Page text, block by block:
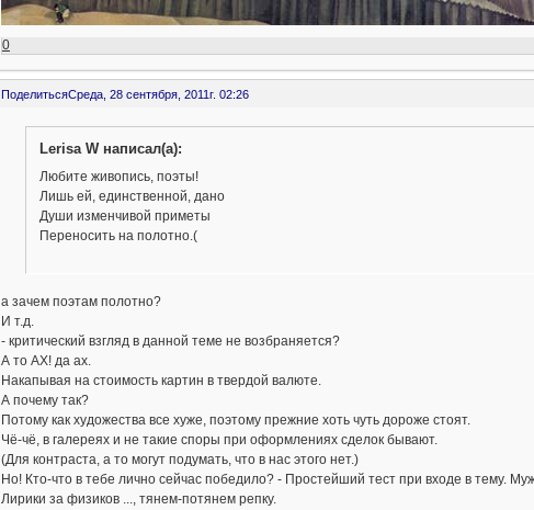
0
ПоделитьсяСреда, 28 сентября, 2011г. 02:26
Lerisa W написал(а):
Любите живопись, поэты!
Лишь ей, единственной, дано
Души изменчивой приметы
Переносить на полотно.(
а зачем поэтам полотно?
И т.д.
- критический взгляд в данной теме не возбраняется?
А то АХ! да ах.
Накапывая на стоимость картин в твердой валюте.
А почему так?
Потому как художества все хуже, поэтому прежние хоть чуть дороже стоят.
Чё-чё, в галереях и не такие споры при оформлениях сделок бывают.
(Для контраста, а то могут подумать, что в нас этого нет.)
Но! Кто-что в тебе лично сейчас победило? - Простейший тест при входе в тему.
Лирики за физиков ..., тянем-потянем репку.